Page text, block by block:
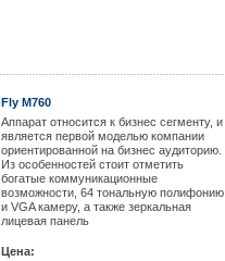
Fly M760
Аппарат относится к бизнес сегменту, и
является первой моделью компании
ориентированной на бизнес аудиторию.
Из особенностей стоит отметить
богатые коммуникационные
возможности, 64 тональную полифонию
и VGA камеру, а также зеркальная
лицевая панель
Цена: